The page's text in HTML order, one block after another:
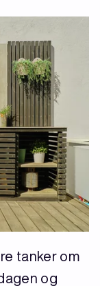
tanker om
og